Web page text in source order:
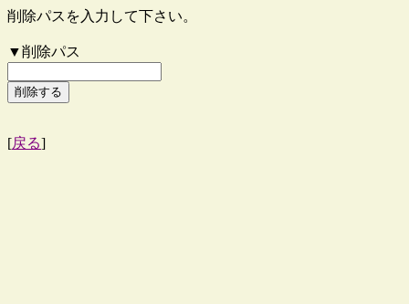
削除パスを入力して下さい。
▼削除パス
[戻る]